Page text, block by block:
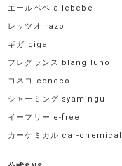
エールベベ ailebebe
レッツオ razo
ギガ giga
フレグランス blang luno
コネコ coneco
シャーミング syamingu
イーフリー e-free
カーケミカル car-chemical